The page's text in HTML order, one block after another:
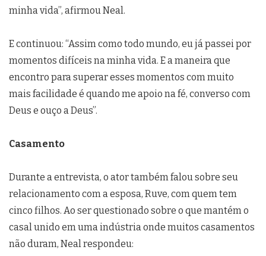
minha vida”, afirmou Neal.
E continuou: “Assim como todo mundo, eu já passei por
momentos difíceis na minha vida. E a maneira que
encontro para superar esses momentos com muito
mais facilidade é quando me apoio na fé, converso com
Deus e ouço a Deus”.
Casamento
Durante a entrevista, o ator também falou sobre seu
relacionamento com a esposa, Ruve, com quem tem
cinco filhos. Ao ser questionado sobre o que mantém o
casal unido em uma indústria onde muitos casamentos
não duram, Neal respondeu: